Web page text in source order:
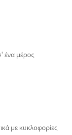
ένα μέρος
με κυκλοφορίες